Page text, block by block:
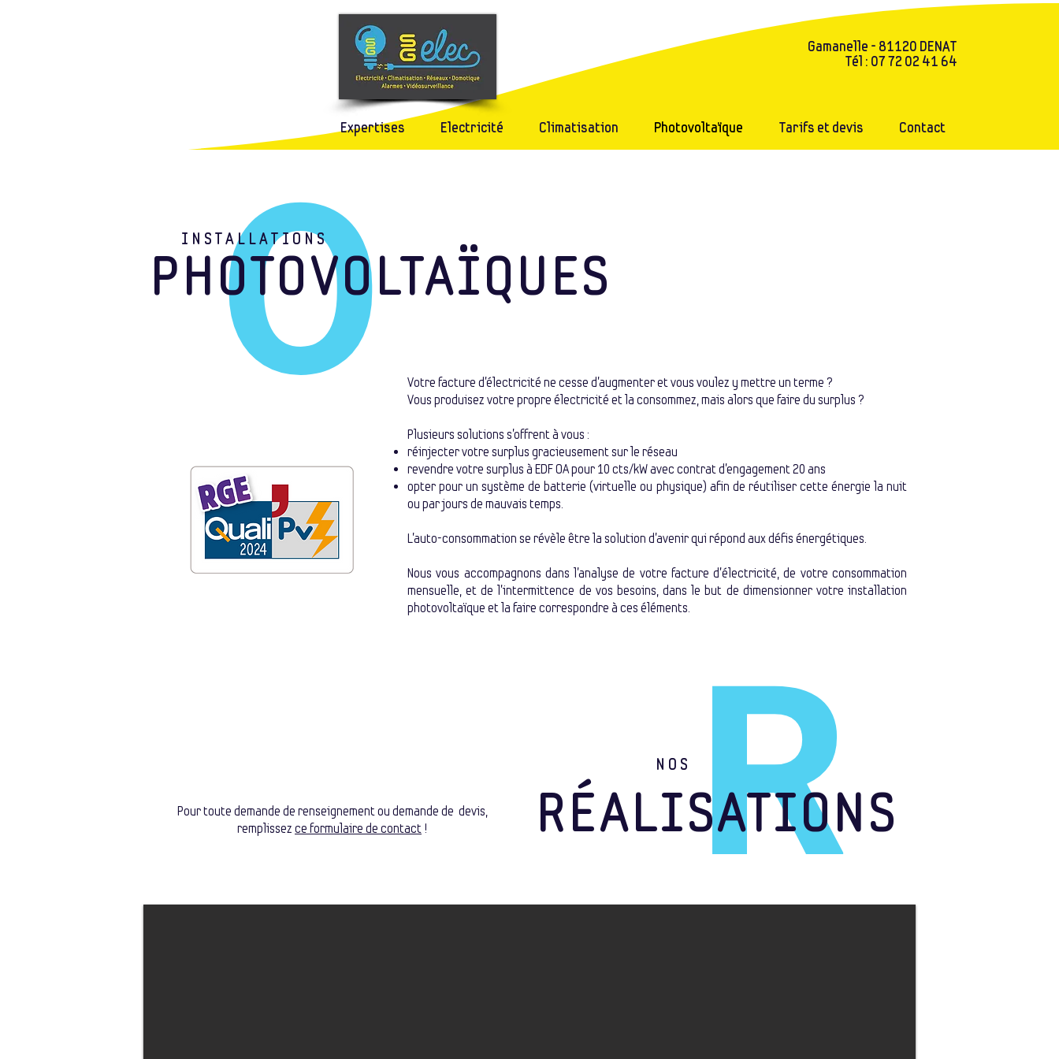
Electricité -
Photovoltaïque -
Climatisation -
Domotique
- Vidéosurveillance
Gamanelle - 81120 DENAT
Tél : 07 72 02 41 64
Expertises Electricité Climatisation Photovoltaïque Tarifs et devis Contact
O
PHOTOVOLTAÏQUES
INSTALLATIONS
Votre facture d'électricité ne cesse d'augmenter et vous voulez y mettre un terme ?
Vous produisez votre propre électricité et la consommez, mais alors que faire du surplus ?
Plusieurs solutions s'offrent à vous :
réinjecter votre surplus gracieusement sur le réseau
revendre votre surplus à EDF OA pour 10 cts/kW avec contrat d'engagement 20 ans
opter pour un système de batterie (virtuelle ou physique) afin de réutiliser cette énergie la nuit
ou par jours de mauvais temps.
L’auto-consommation se révèle être la solution d’avenir qui répond aux défis énergétiques.
Nous vous accompagnons dans l’analyse de votre facture d’électricité, de votre consommation
mensuelle, et de l’intermittence de vos besoins, dans le but de dimensionner votre installation
photovoltaïque et la faire correspondre à ces éléments.
Pour toute demande de renseignement ou demande de devis,
remplissez ce formulaire de contact ! R
RÉALISATIONS
NOS